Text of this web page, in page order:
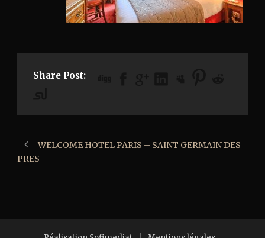
Share Post:
WELCOME HOTEL PARIS – SAINT GERMAIN DES
PRES